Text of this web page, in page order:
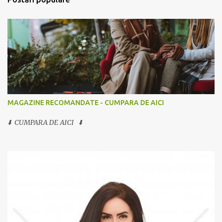
MAGAZINE RECOMANDATE - CUMPARA DE AICI
⬇️ CUMPARA DE AICI ⬇️